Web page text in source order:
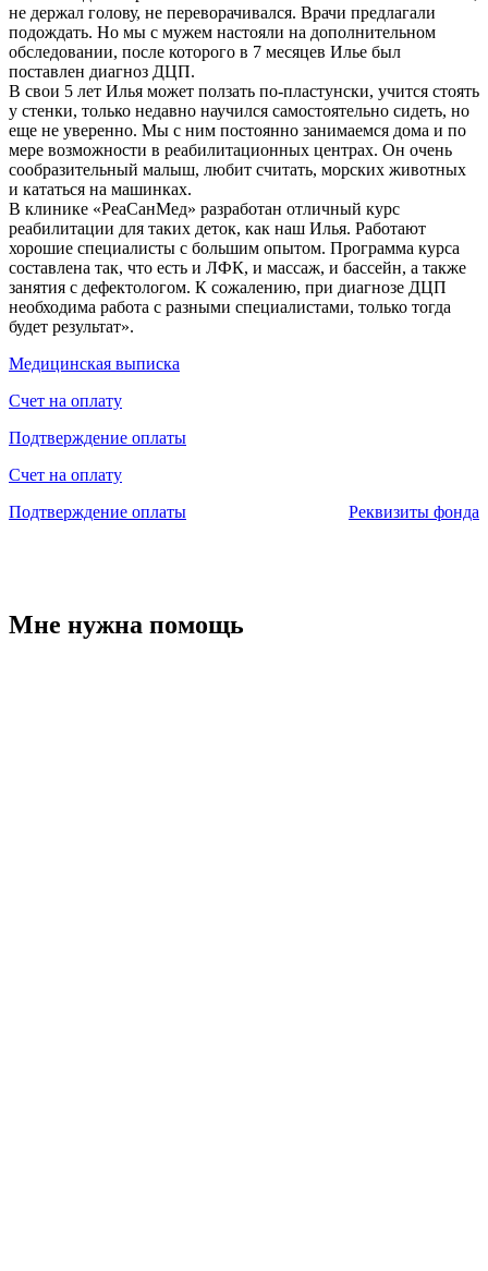
не держал голову, не переворачивался. Врачи предлагали
подождать. Но мы с мужем настояли на дополнительном
обследовании, после которого в 7 месяцев Илье был
поставлен диагноз ДЦП.
В свои 5 лет Илья может ползать по-пластунски, учится стоять
у стенки, только недавно научился самостоятельно сидеть, но
еще не уверенно. Мы с ним постоянно занимаемся дома и по
мере возможности в реабилитационных центрах. Он очень
сообразительный малыш, любит считать, морских животных
и кататься на машинках.
В клинике «РеаСанМед» разработан отличный курс
реабилитации для таких деток, как наш Илья. Работают
хорошие специалисты с большим опытом. Программа курса
составлена так, что есть и ЛФК, и массаж, и бассейн, а также
занятия с дефектологом. К сожалению, при диагнозе ДЦП
необходима работа с разными специалистами, только тогда
будет результат».
Медицинская выписка
Счет на оплату
Подтверждение оплаты
Счет на оплату
Подтверждение оплаты
Реквизиты фонда
Мне нужна помощь